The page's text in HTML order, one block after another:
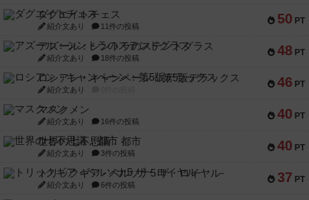
50 PT
ダグエイトチェス
紹介文あり 11件の投稿
48 PT
アズール：シントラのステンドグラス
紹介文あり 18件の投稿
46 PT
ロシアン・キャンペーン：第5版デラックス
紹介文あり
40 PT
マスクメン
紹介文あり 16件の投稿
40 PT
世界の七不思議：都市
紹介文あり 3件の投稿
37 PT
トリックギア - ペルソナ5 ザ・ロイヤル-
紹介文あり 6件の投稿